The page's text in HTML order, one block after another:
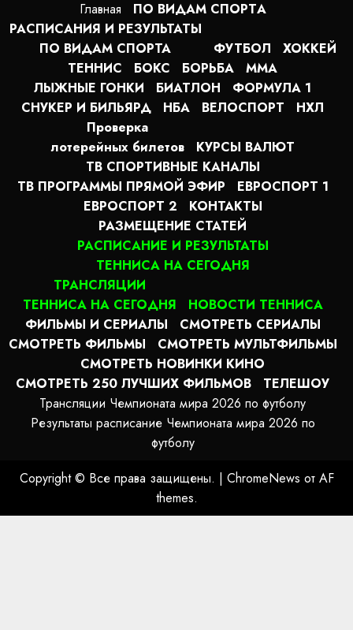
Главная
ПО ВИДАМ СПОРТA
РАСПИСАНИЯ И РЕЗУЛЬТАТЫ
ПО ВИДАМ СПОРТА
ФУТБОЛ
ХОККЕЙ
ТЕННИС
БОКС БОРЬБА
MMA
ЛЫЖНЫЕ ГОНКИ
БИАТЛОН
ФОРМУЛА 1
СНУКЕР И БИЛЬЯРД
НБА ВЕЛОСПОРТ
НХЛ
Проверка
лотерейных билетов
КУРСЫ ВАЛЮТ
ТВ СПОРТИВНЫЕ КАНАЛЫ
ТВ ПРОГРАММЫ ПРЯМОЙ ЭФИР
ЕВРОСПОРТ 1
ЕВРОСПОРТ 2
КОНТАКТЫ
РАЗМЕЩЕНИЕ СТАТЕЙ
РАСПИСАНИЕ И РЕЗУЛЬТАТЫ
ТЕННИСА НА СЕГОДНЯ
ТРАНСЛЯЦИИ
ТЕННИСА НА СЕГОДНЯ
НОВОСТИ ТЕННИСА
ФИЛЬМЫ И СЕРИАЛЫ
СМОТРЕТЬ СЕРИАЛЫ
СМОТРЕТЬ ФИЛЬМЫ
СМОТРЕТЬ МУЛЬТФИЛЬМЫ
СМОТРЕТЬ НОВИНКИ КИНО
СМОТРЕТЬ 250 ЛУЧШИХ ФИЛЬМОВ
ТЕЛЕШОУ
Трансляции Чемпионата мира 2026 по футболу
Результаты расписание Чемпионата мира 2026 по
футболу
Copyright © Все права защищены. | ChromeNews от AF
themes.